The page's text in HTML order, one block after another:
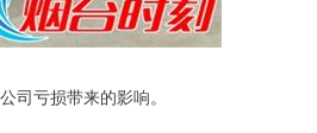
司亏损带来的影响。